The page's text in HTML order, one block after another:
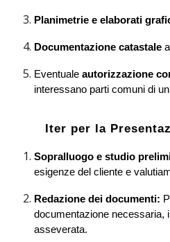
Planimetrie e elaborati
Documentazione catastale
Eventualeautorizzazione
interessano parti comuni di
Iter per la
Sopralluogo e studio
esigenze del cliente e
Redazione dei documenti:
documentazione necessaria,
asseverata.